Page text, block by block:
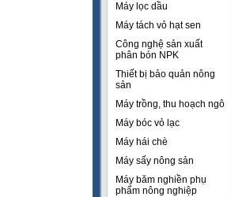
Máy lọc dầu
Máy tách vỏ hạt sen
Công nghệ sản xuất
phân bón NPK
Thiết bị bảo quản nông
sản
Máy trồng, thu hoạch ngô
Máy bóc vỏ lạc
Máy hái chè
Máy sấy nông sản
Máy băm nghiền phụ
phẩm nông nghiệp